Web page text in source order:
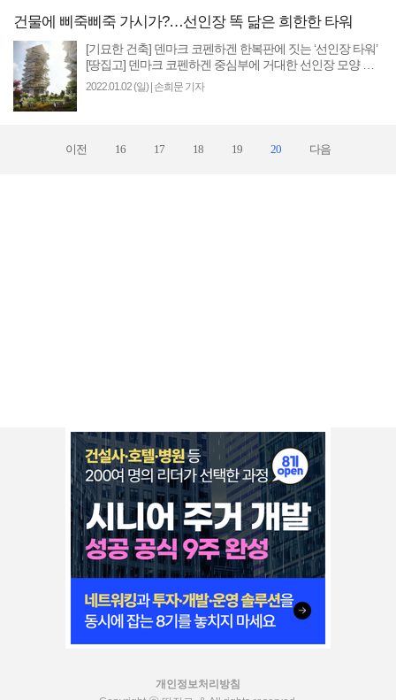
건물에 삐죽삐죽 가시가?…선인장 똑 닮은 희한한 타워
[기묘한 건축] 덴마크 코펜하겐 한복판에 짓는 ‘선인장 타워’
[땅집고] 덴마크 코펜하겐 중심부에 거대한 선인장 모양 타
워가 들어선다. 멀리서도 가시 돋친 외관을..
2022.01.02 (일)| 손희문 기자
이전 16 17 18 19 20 다음
개인정보처리방침